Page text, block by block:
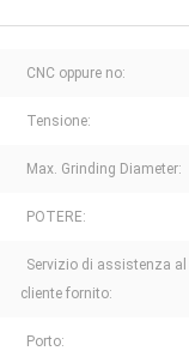
CNC oppure no:
Tensione:
Max. Grinding Diameter:
POTERE:
Servizio di assistenza al
cliente fornito:
Porto: